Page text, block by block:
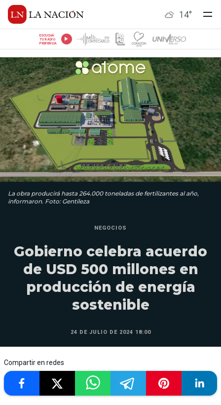
14°
ESCUCHÁ
TU RADIO
PREFERIDA
La obra producirá hasta 264.000 toneladas de fertilizantes al año,
informaron. Foto: Gentileza
NEGOCIOS
Gobierno celebra acuerdo
de USD 500 millones en
producción de energía
sostenible
24 DE JULIO DE 2024 18:00
Compartir en redes